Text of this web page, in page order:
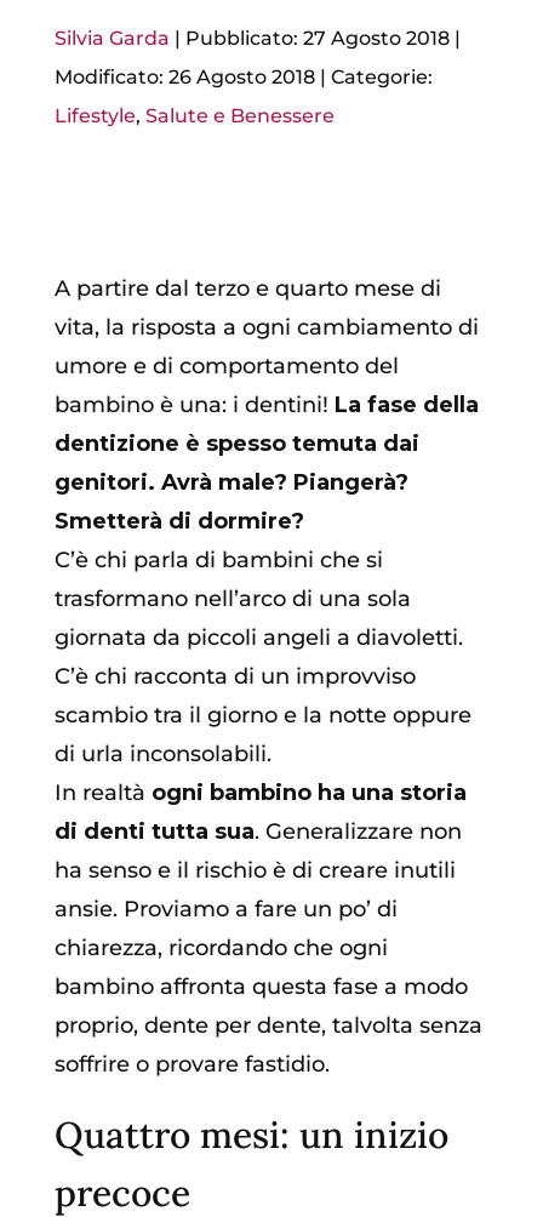
Silvia Garda | Pubblicato: 27 Agosto 2018|
Modificato: 26 Agosto 2018| Categorie:
Lifestyle, Salute e Benessere
A partire dal terzo e quarto mese di
vita, la risposta a ogni cambiamento di
umore e di comportamento del
bambino è una: i dentini! La fase della
dentizione è spesso temuta dai
genitori. Avrà male? Piangerà?
Smetterà di dormire?
C’è chi parla di bambini che si
trasformano nell’arco di una sola
giornata da piccoli angeli a diavoletti.
C’è chi racconta di un improvviso
scambio tra il giorno e la notte oppure
di urla inconsolabili.
In realtà ogni bambino ha una storia
di denti tutta sua. Generalizzare non
ha senso e il rischio è di creare inutili
ansie. Proviamo a fare un po’ di
chiarezza, ricordando che ogni
bambino affronta questa fase a modo
proprio, dente per dente, talvolta senza
soffrire o provare fastidio.
Quattro mesi: un inizio
precoce